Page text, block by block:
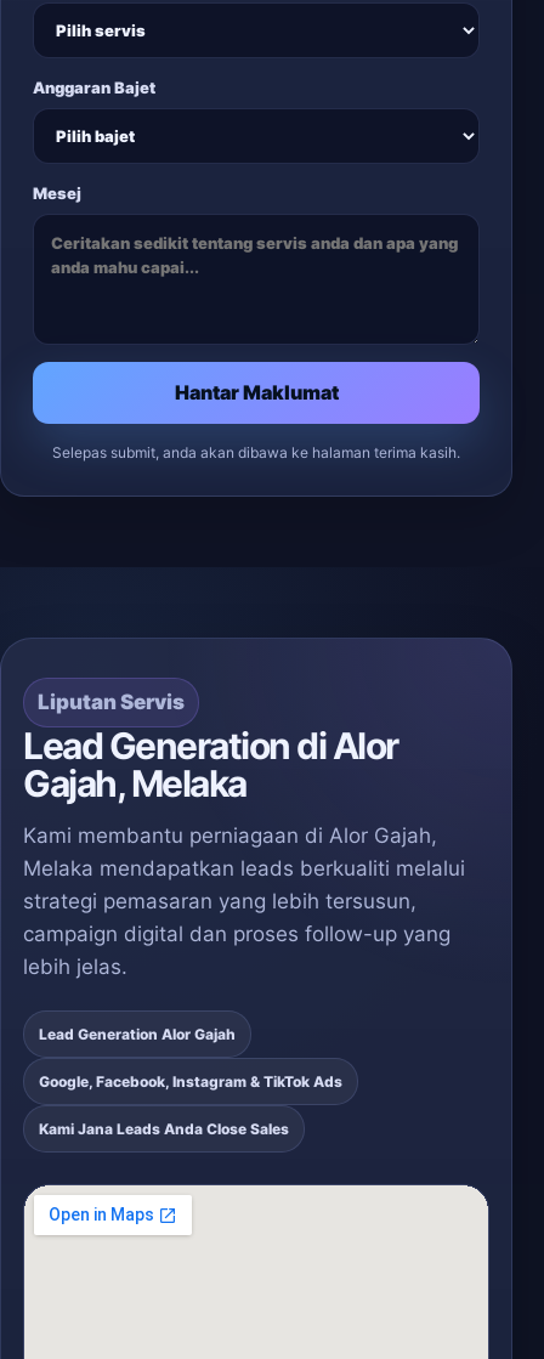
Anggaran Bajet
Mesej
Hantar Maklumat
Selepas submit, anda akan dibawa ke halaman terima kasih.
Liputan Servis
Lead Generation di Alor
Gajah, Melaka
Kami membantu perniagaan di Alor Gajah,
Melaka mendapatkan leads berkualiti melalui
strategi pemasaran yang lebih tersusun,
campaign digital dan proses follow-up yang
lebih jelas.
Lead Generation Alor Gajah
Google, Facebook, Instagram & TikTok Ads
Kami Jana Leads Anda Close Sales